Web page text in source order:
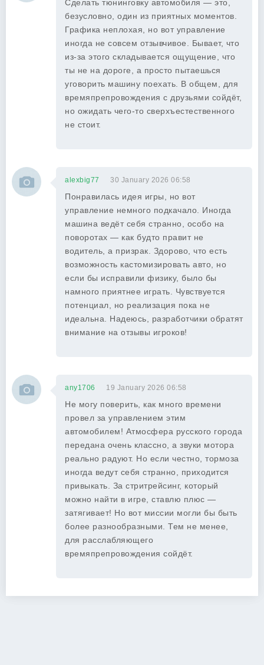
Сделать тюнинговку автомобиля — это,
безусловно, один из приятных моментов.
Графика неплохая, но вот управление
иногда не совсем отзывчивое. Бывает, что
из-за этого складывается ощущение, что
ты не на дороге, а просто пытаешься
уговорить машину поехать. В общем, для
времяпрепровождения с друзьями сойдёт,
но ожидать чего-то сверхъестественного
не стоит.
alexbig77 30 January 2026 06:58
Понравилась идея игры, но вот
управление немного подкачало. Иногда
машина ведёт себя странно, особо на
поворотах — как будто правит не
водитель, а призрак. Здорово, что есть
возможность кастомизировать авто, но
если бы исправили физику, было бы
намного приятнее играть. Чувствуется
потенциал, но реализация пока не
идеальна. Надеюсь, разработчики обратят
внимание на отзывы игроков!
any1706 19 January 2026 06:58
Не могу поверить, как много времени
провел за управлением этим
автомобилем! Атмосфера русского города
передана очень классно, а звуки мотора
реально радуют. Но если честно, тормоза
иногда ведут себя странно, приходится
привыкать. За стритрейсинг, который
можно найти в игре, ставлю плюс —
затягивает! Но вот миссии могли бы быть
более разнообразными. Тем не менее,
для расслабляющего
времяпрепровождения сойдёт.